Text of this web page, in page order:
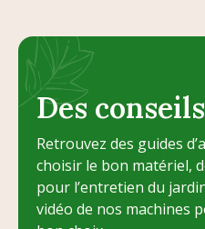
Des
Retrouvez des guides
choisir le bon matériel,
pour l’entretien du
vidéo de nos machines